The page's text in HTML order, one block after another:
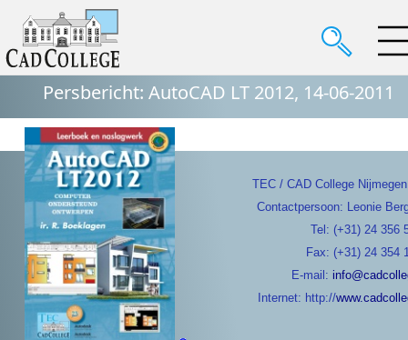
Persbericht: AutoCAD LT 2012, 14-06-2011
TEC / CAD College
Contactpersoon: Leonie
Tel: (+31) 24 356
Fax: (+31) 24 354
E-mail:
Internet: http://